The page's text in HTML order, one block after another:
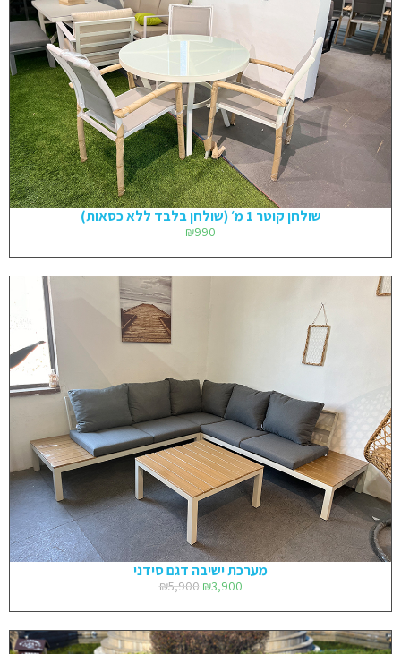
שולחן קוטר 1 מ׳ (שולחן בלבד ללא כסאות)
₪990
מערכת ישיבה דגם סידני
₪5,900 ₪3,900